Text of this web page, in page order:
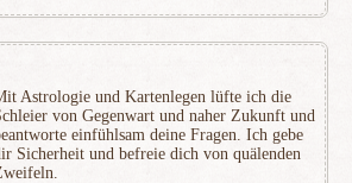
Astrologie und Kartenlegen lüfte ich die
von Gegenwart und naher Zukunft und
einfühlsam deine Fragen. Ich gebe
Sicherheit und befreie dich von quälenden